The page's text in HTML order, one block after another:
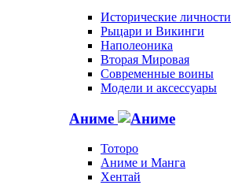
Исторические личности
Рыцари и Викинги
Наполеоника
Вторая Мировая
Современные воины
Модели и аксессуары
Аниме
Тоторо
Аниме и Манга
Хентай